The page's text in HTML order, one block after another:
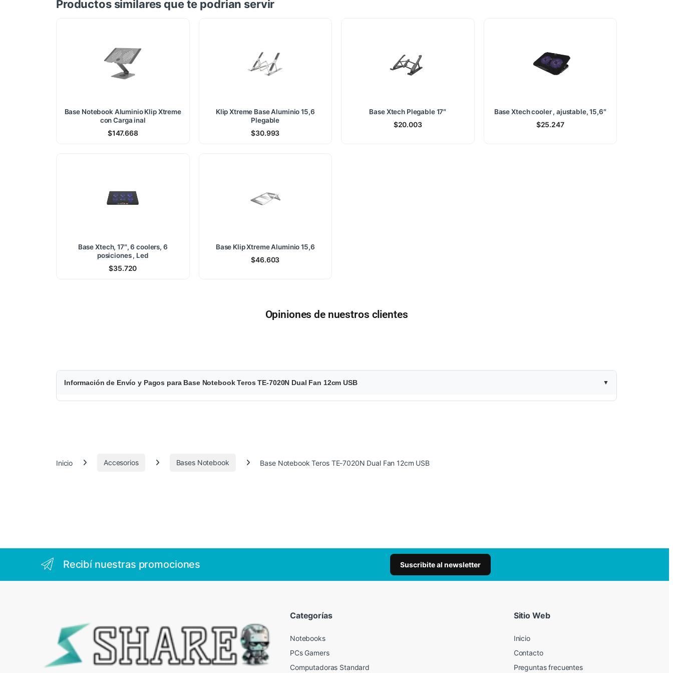
Productos similares que te podrian servir
Base Notebook Aluminio Klip Xtreme
con Carga inal
$147.668
Klip Xtreme Base Aluminio 15,6
Plegable
$30.993
Base Xtech Plegable 17″
$20.003
Base Xtech cooler , ajustable, 15,6″
$25.247
Base Xtech, 17″, 6 coolers, 6
posiciones , Led
$35.720
Base Klip Xtreme Aluminio 15,6
$46.603
Opiniones de nuestros clientes
$
1
3
Información de Envío y Pagos para Base Notebook Teros TE-7020N Dual Fan 12cm USB
Inicio Accesorios Bases Notebook Base Notebook Teros TE-7020N Dual Fan 12cm USB
Recibí nuestras promociones Suscribite al newsletter
Categorías
Notebooks
PCs Gamers
Computadoras Standard
Sitio Web
Inicio
Contacto
Preguntas frecuentes